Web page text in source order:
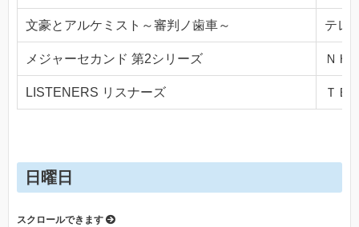
文豪とアルケミスト～審判ノ歯車～ テレ
メジャーセカンド 第2シリーズ ＮＨ
LISTENERS リスナーズ ＴＢ
日曜日